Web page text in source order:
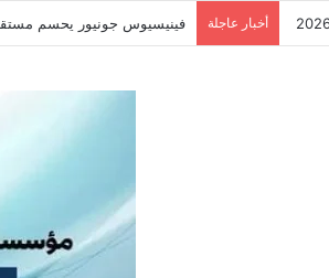
أخبار عاجلة سيلتيك يكثف مفاوضاته